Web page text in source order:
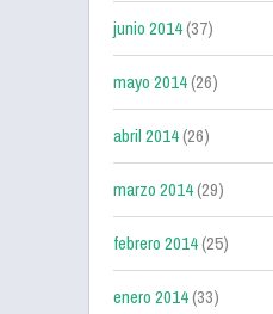
junio 2014(37)
mayo 2014(26)
abril 2014(26)
marzo 2014(29)
febrero 2014(25)
enero 2014(33)